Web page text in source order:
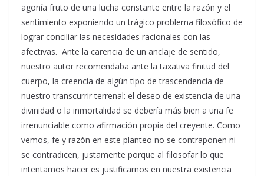
agonía fruto de una lucha constante entre la razón y el
sentimiento exponiendo un trágico problema filosófico de
lograr conciliar las necesidades racionales con las
afectivas. Ante la carencia de un anclaje de sentido,
nuestro autor recomendaba ante la taxativa finitud del
cuerpo, la creencia de algún tipo de trascendencia de
nuestro transcurrir terrenal: el deseo de existencia de una
divinidad o la inmortalidad se debería más bien a una fe
irrenunciable como afirmación propia del creyente. Como
vemos, fe y razón en este planteo no se contraponen ni
se contradicen, justamente porque al filosofar lo que
intentamos hacer es justificarnos en nuestra existencia